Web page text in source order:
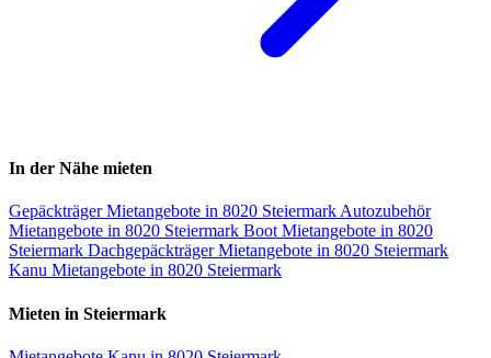
In der Nähe mieten
Gepäckträger Mietangebote in 8020 SteiermarkAutozubehör
Mietangebote in 8020 Steiermark Boot Mietangebote in 8020
Steiermark Dachgepäckträger Mietangebote in 8020 Steiermark
Kanu Mietangebote in 8020 Steiermark
Mieten in Steiermark